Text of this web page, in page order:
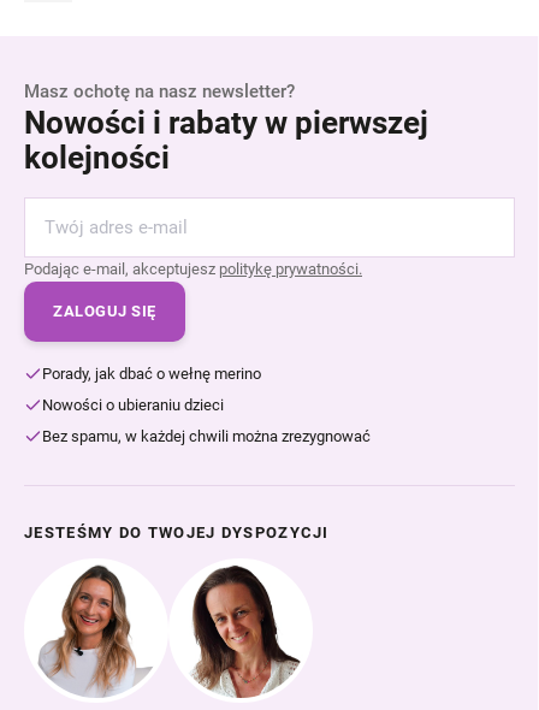
Masz ochotę na nasz newsletter?
Nowości i rabaty w pierwszej
kolejności
Podając e-mail, akceptujesz politykę prywatności.
ZALOGUJ SIĘ
Porady, jak dbać o wełnę merino
Nowości o ubieraniu dzieci
Bez spamu, w każdej chwili można zrezygnować
JESTEŚMY DO TWOJEJ DYSPOZYCJI